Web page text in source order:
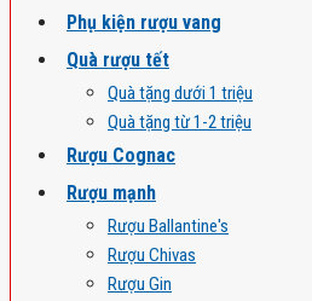
Phụ kiện rượu vang
Quà rượu tết
Quà tặng dưới 1 triệu
Quà tặng từ 1-2 triệu
Rượu Cognac
Rượu mạnh
Rượu Ballantine's
Rượu Chivas
Rượu Gin